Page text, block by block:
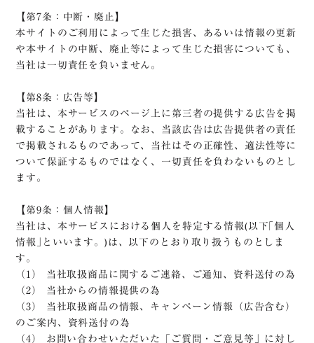
【第7条：中断・廃止】
本サイトのご利用によって生じた損害、あるいは情報の更新
や本サイトの中断、廃止等によって生じた損害についても、
当社は一切責任を負いません。
【第8条：広告等】
当社は、本サービスのページ上に第三者の提供する広告を掲
載することがあります。なお、当該広告は広告提供者の責任
で掲載されるものであって、当社はその正確性、適法性等に
ついて保証するものではなく、一切責任を負わないものとし
ます。
【第9条：個人情報】
当社は、本サービスにおける個人を特定する情報(以下｢個人
情報｣といいます。)は、以下のとおり取り扱うものとしま
す。
（1） 当社取扱商品に関するご連絡、ご通知、資料送付の為
（2） 当社からの情報提供の為
（3） 当社取扱商品の情報、キャンペーン情報（広告含む）
のご案内、資料送付の為
（4） お問い合わせいただいた「ご質問・ご意見等」に対し